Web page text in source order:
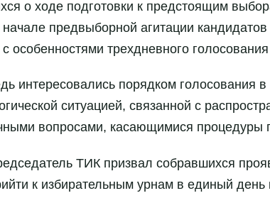
о ходе подготовки к предстоящим
предвыборной агитации кандидатов
особенностями трехдневного
интересовались порядком голосования в
ситуацией, связанной с
вопросами, касающимися процедуры
ТИК призвал собравшихся
к избирательным урнам в единый день